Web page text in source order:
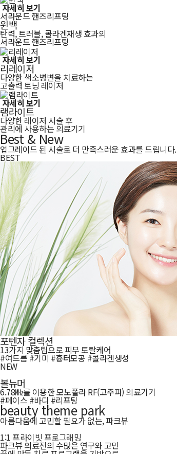
자세히 보기
서라운드 핸즈리프팅
윈백
탄력, 트러블, 콜라겐재생 효과의
서라운드 핸즈리프팅
자세히 보기
리레이저
다양한 색소병변을 치료하는
고출력 토닝 레이저
자세히 보기
램라이트
다양한 레이저 시술 후
관리에 사용하는 의료기기
Best & New
업그레이드 된 시술로 더 만족스러운 효과를 드립니다.
BEST
포텐자 컬렉션
13가지 맞춤팁으로 피부 토탈케어
#여드름 #기미 #흉터모공 #콜라겐생성
NEW
볼뉴머
6.78㎒를 이용한 모노폴라 RF(고주파) 의료기기
#페이스 #바디 #리프팅
beauty theme park
아름다움에 고민할 필요가 없는,파크뷰
1:1 프라이빗 프로그래밍
파크뷰 의료진의 수많은 연구와 고민